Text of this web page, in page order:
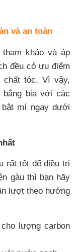
và an toàn
khảo và áp
đều có ưu điểm
chất tóc. Vì vậy,
bia với các
bật mí ngay dưới
rất tốt để điều trị
gàu thì bạn hãy
lượt theo hướng
lượng carbon